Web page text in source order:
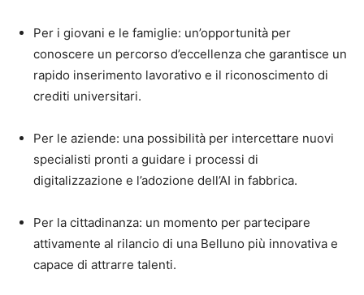
Per i giovani e le famiglie: un’opportunità per
conoscere un percorso d’eccellenza che garantisce un
rapido inserimento lavorativo e il riconoscimento di
crediti universitari.
Per le aziende: una possibilità per intercettare nuovi
specialisti pronti a guidare i processi di
digitalizzazione e l’adozione dell’AI in fabbrica.
Per la cittadinanza: un momento per partecipare
attivamente al rilancio di una Belluno più innovativa e
capace di attrarre talenti.